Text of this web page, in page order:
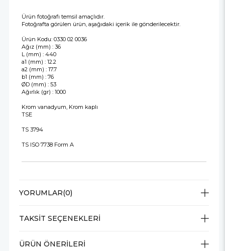
Ürün fotoğrafı temsil amaçlıdır.
Fotoğrafta görülen ürün, aşağıdaki içerik ile gönderilecektir.
Ürün Kodu: 0330 02 0036
Ağız (mm) : 36
L (mm) : 440
a1 (mm) : 12.2
a2 (mm) : 17.7
b1 (mm) : 76
ØD (mm) : 53
Ağırlık (gr) : 1000
Krom vanadyum, Krom kaplı
TSE
TS 3794
TS ISO 7738 Form A
YORUMLAR(0)
TAKSIT SEÇENEKLERI
ÜRÜN ÖNERILERI